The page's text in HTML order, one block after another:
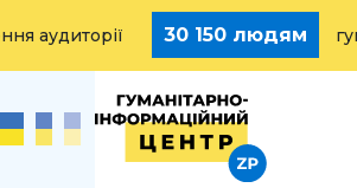
30 150 людям